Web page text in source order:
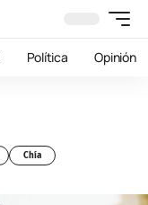
Política Opinión
Chía